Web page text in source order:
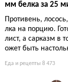
мм белка за 25
Противень,
лка на порцию.
лист, а сарказм в
ожет быть
Еда и рецепты 8 473